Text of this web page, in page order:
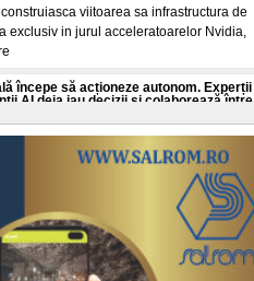
viitoarea sa infrastructura de
exclusiv in jurul acceleratoarelor Nvidia,
începe să acționeze autonom. Experții
AI deja iau decizii și colaborează între
cibernetica avertizeaza ca dezvoltarea
artificiale ar putea depași capacitatea
World Records. Recordul mondial
de la Nibiru
a fost stabilit in aceasta seara pe
transformand o promisiune din mediul